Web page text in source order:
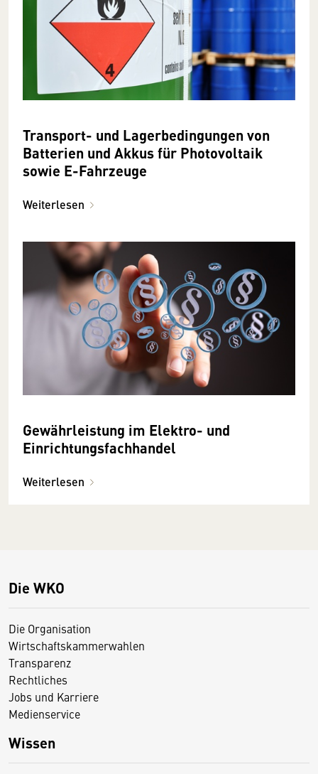
Transport- und Lagerbedingungen von
Batterien und Akkus für Photovoltaik
sowie E-Fahrzeuge
Weiterlesen
Gewährleistung im Elektro- und
Einrichtungsfachhandel
Weiterlesen
Die WKO
Die Organisation
Wirtschaftskammerwahlen
Transparenz
Rechtliches
Jobs und Karriere
Medienservice
Wissen